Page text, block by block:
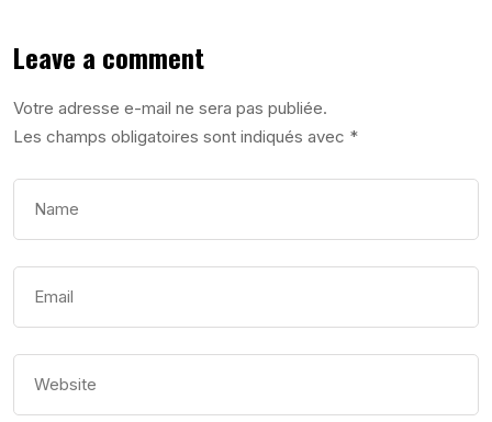
Leave a comment
Votre adresse e-mail ne sera pas publiée.
Les champs obligatoires sont indiqués avec *